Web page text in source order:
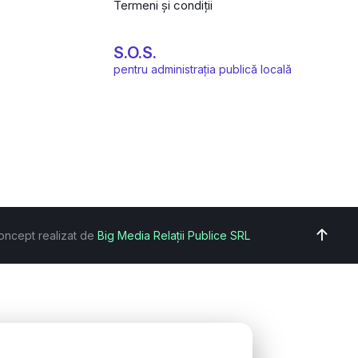
Termeni și condiții
S.O.S.
pentru administrația publică locală
realizat de Big Media Relații Publice SRL